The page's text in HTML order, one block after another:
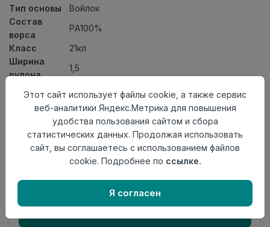
Тип основы
Войлок
Состав
ворса
PA100%
Класс
21кл
Ширина
рулона
1,5
Вид
ковролина
Ковролин тафтинговый принт
происхождения
Беларусь
4.6 пог. м
Этот сайт использует файлы cookie, а также сервис
веб-аналитики Яндекс.Метрика для повышения
удобства пользования сайтом и сбора
статистических данных. Продолжая использовать
сайт, вы соглашаетесь с использованием файлов
cookie. Подробнее по ссылке.
Я согласен